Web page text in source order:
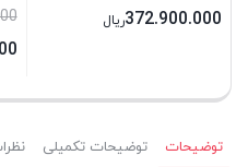
372.900.000ریال
توضیحات توضیحات تکمیلی